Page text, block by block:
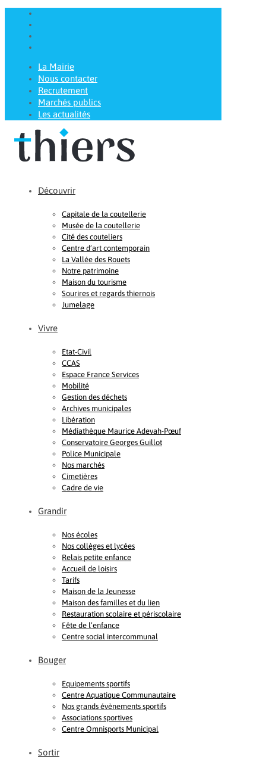
La Mairie
Nous contacter
Recrutement
Marchés publics
Les actualités
Découvrir
Capitale de la coutellerie
Musée de la coutellerie
Cité des couteliers
Centre d’art contemporain
La Vallée des Rouets
Notre patrimoine
Maison du tourisme
Sourires et regards thiernois
Jumelage
Vivre
Etat-Civil
CCAS
Espace France Services
Mobilité
Gestion des déchets
Archives municipales
Libération
Médiathèque Maurice Adevah-Pœuf
Conservatoire Georges Guillot
Police Municipale
Nos marchés
Cimetières
Cadre de vie
Grandir
Nos écoles
Nos collèges et lycées
Relais petite enfance
Accueil de loisirs
Tarifs
Maison de la Jeunesse
Maison des familles et du lien
Restauration scolaire et périscolaire
Fête de l’enfance
Centre social intercommunal
Bouger
Equipements sportifs
Centre Aquatique Communautaire
Nos grands évènements sportifs
Associations sportives
Centre Omnisports Municipal
Sortir